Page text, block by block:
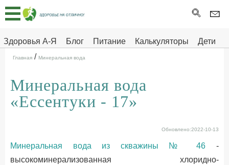
Здоровья А-Я Блог Питание Калькуляторы
Дети
Здоровье на отлично
Главная
Тесты
Про
ДЕТЯМ
Главная / Минеральная вода
Минеральная вода
«Ессентуки - 17»
Обновлено:2022-10-13
Минеральная вода из скважины № 46 -
высокоминерализованная хлоридно-